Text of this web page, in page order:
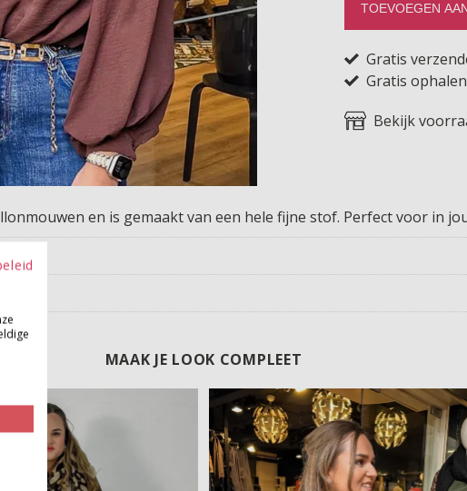
TOEVOEGEN
Gratis
Gratis
Bekijk
en is gemaakt van een hele fijne stof. Perfect voor in
MAAK JE LOOK COMPLEET